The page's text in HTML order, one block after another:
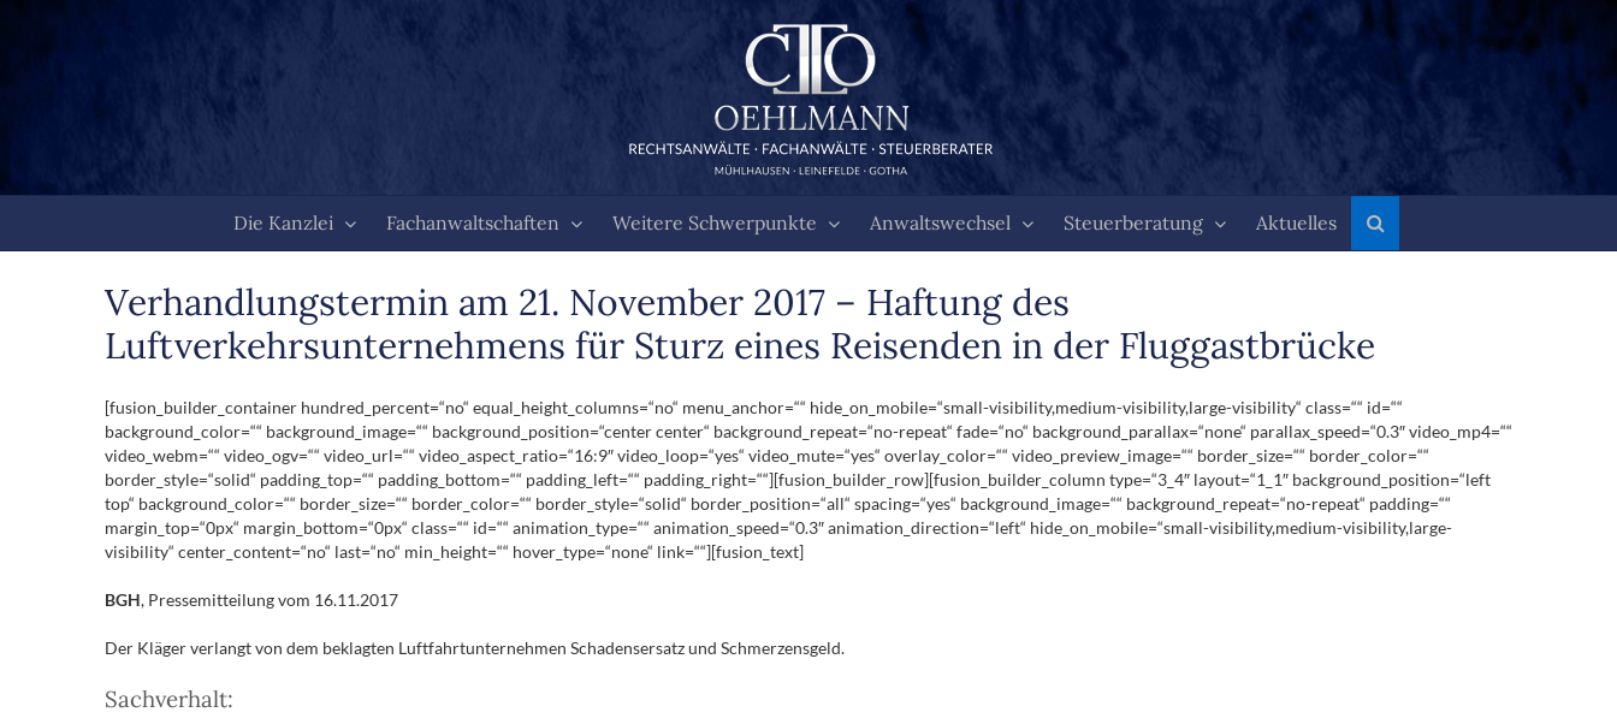
Die Kanzlei Fachanwaltschaften Weitere Schwerpunkte Anwaltswechsel Steuerberatung Aktuelles
Verhandlungstermin am 21. November 2017 – Haftung des
Luftverkehrsunternehmens für Sturz eines Reisenden in der Fluggastbrücke
[fusion_builder_container hundred_percent=“no“ equal_height_columns=“no“ menu_anchor=““ hide_on_mobile=“small-visibility,medium-visibility,large-visibility“ class=““ id=““
background_color=““ background_image=““ background_position=“center center“ background_repeat=“no-repeat“ fade=“no“ background_parallax=“none“ parallax_speed=“0.3″ video_mp4=““
video_webm=““ video_ogv=““ video_url=““ video_aspect_ratio=“16:9″ video_loop=“yes“ video_mute=“yes“ overlay_color=““ video_preview_image=““ border_size=““ border_color=““
border_style=“solid“ padding_top=““ padding_bottom=““ padding_left=““ padding_right=““][fusion_builder_row][fusion_builder_column type=“3_4″ layout=“1_1″ background_position=“left
top“ background_color=““ border_size=““ border_color=““ border_style=“solid“ border_position=“all“ spacing=“yes“ background_image=““ background_repeat=“no-repeat“ padding=““
margin_top=“0px“ margin_bottom=“0px“ class=““ id=““ animation_type=““ animation_speed=“0.3″ animation_direction=“left“ hide_on_mobile=“small-visibility,medium-visibility,large-
visibility“ center_content=“no“ last=“no“ min_height=““ hover_type=“none“ link=““][fusion_text]
BGH, Pressemitteilung vom 16.11.2017
Der Kläger verlangt von dem beklagten Luftfahrtunternehmen Schadensersatz und Schmerzensgeld.
Sachverhalt: